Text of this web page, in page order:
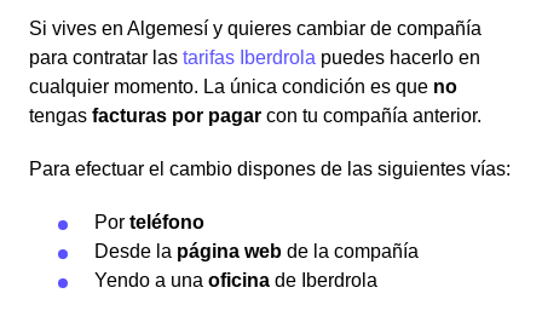
Si vives en Algemesí y quieres cambiar de compañía
para contratar las tarifas Iberdrola puedes hacerlo en
cualquier momento. La única condición es que no
tengas facturas por pagar con tu compañía anterior.
Para efectuar el cambio dispones de las siguientes vías:
Por teléfono
Desde la página web de la compañía
Yendo a una oficina de Iberdrola